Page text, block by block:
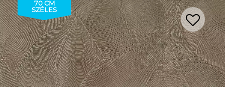
70 CM
SZÉLES